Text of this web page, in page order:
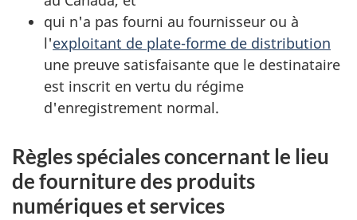
qui n'a pas fourni au fournisseur ou à
l'exploitant de plate-forme de distribution
une preuve satisfaisante que le destinataire
est inscrit en vertu du régime
d'enregistrement normal.
Règles spéciales concernant le lieu
de fourniture des produits
numériques et services